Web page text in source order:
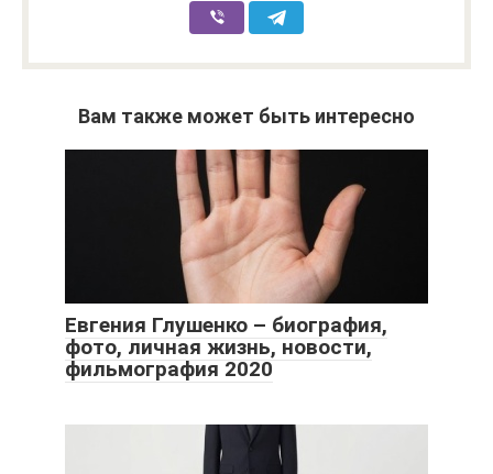
Вам также может быть интересно
Евгения Глушенко – биография,
фото, личная жизнь, новости,
фильмография 2020